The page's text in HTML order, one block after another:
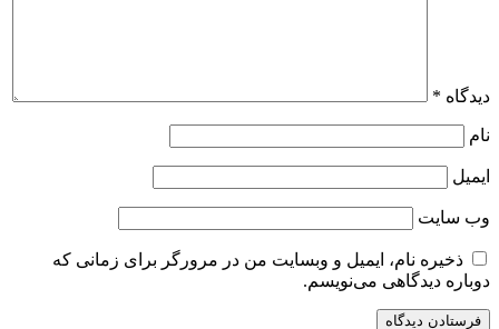
دیدگاه *
نام
ایمیل
وب‌ سایت
ذخیره نام، ایمیل و وبسایت من در مرورگر برای زمانی که
دوباره دیدگاهی می‌نویسم.